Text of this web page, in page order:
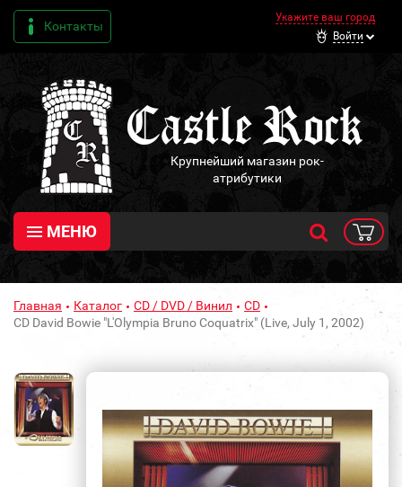
Контакты
Укажите ваш город
Войти
Крупнейший магазин рок-
атрибутики
МЕНЮ
Главная Каталог CD / DVD / Винил
CD
CD David Bowie "L'Olympia Bruno Coquatrix" (Live, July 1, 2002)